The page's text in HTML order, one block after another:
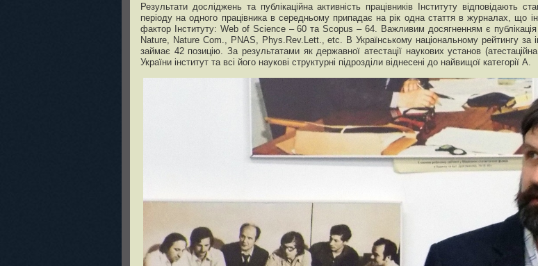
Результати досліджень та публікаційна активність працівників Інституту відповідають
періоду на одного працівника в середньому припадає на рік одна стаття в журналах,
фактор Інституту: Web of Science – 60 та Scopus – 64. Важливим досягненням є
Nature, Nature Com., PNAS, Phys.Rev.Lett., etc. В Українському національному рейтингу за
займає 42 позицію. За результатами як державної атестації наукових установ
України інститут та всі його наукові структурні підрозділи віднесені до найвищої категорії А.